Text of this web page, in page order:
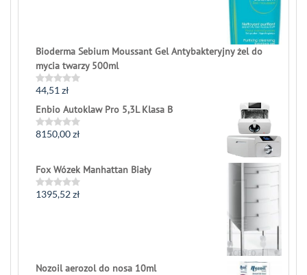
Bioderma Sebium Moussant Gel Antybakteryjny żel do
mycia twarzy 500ml
Rated
out
of
5
44,51 zł
Enbio Autoklaw Pro 5,3L Klasa B
Rated
of
5
8150,00zł
Fox Wózek Manhattan Biały
Rated
1395,52zł
Nozoil aerozol do nosa 10ml